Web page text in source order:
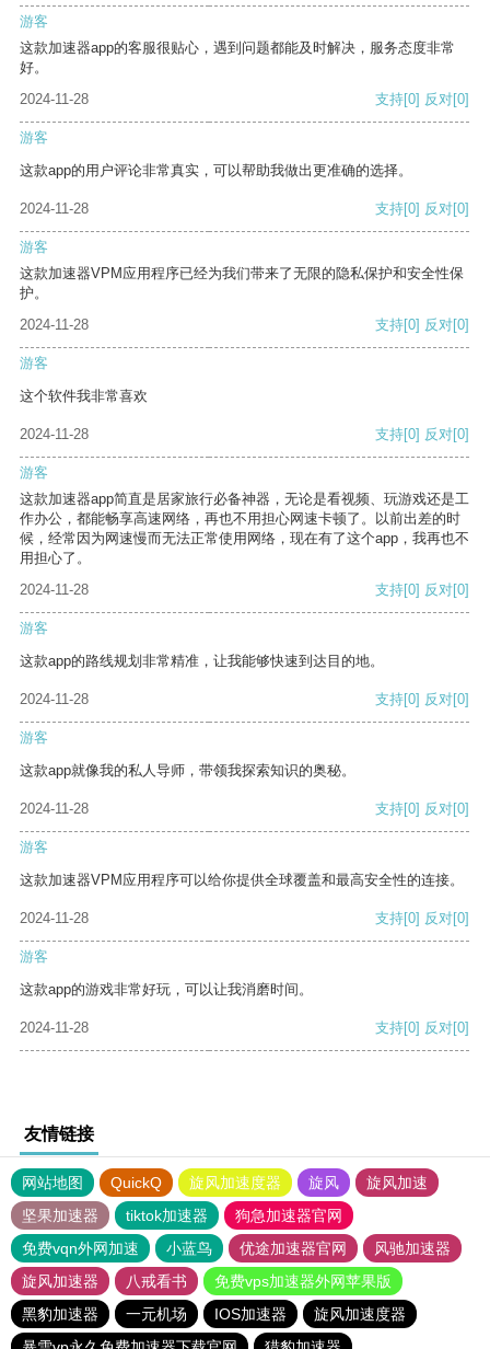
游客
这款加速器app的客服很贴心，遇到问题都能及时解决，服务态度非常
好。
2024-11-28
支持[0] 反对[0]
游客
这款app的用户评论非常真实，可以帮助我做出更准确的选择。
2024-11-28 支持[0] 反对[0]
游客
这款加速器VPM应用程序已经为我们带来了无限的隐私保护和安全性保
护。
2024-11-28
支持[0] 反对[0]
游客
这个软件我非常喜欢
2024-11-28 支持[0] 反对[0]
游客
这款加速器app简直是居家旅行必备神器，无论是看视频、玩游戏还是工
作办公，都能畅享高速网络，再也不用担心网速卡顿了。以前出差的时
候，经常因为网速慢而无法正常使用网络，现在有了这个app，我再也不
用担心了。
2024-11-28
支持[0] 反对[0]
游客
这款app的路线规划非常精准，让我能够快速到达目的地。
2024-11-28 支持[0] 反对[0]
游客
这款app就像我的私人导师，带领我探索知识的奥秘。
2024-11-28 支持[0] 反对[0]
游客
这款加速器VPM应用程序可以给你提供全球覆盖和最高安全性的连接。
2024-11-28 支持[0] 反对[0]
游客
这款app的游戏非常好玩，可以让我消磨时间。
2024-11-28 支持[0] 反对[0]
友情链接
网站地图 QuickQ 旋风加速度器 旋风
旋风加速
坚果加速器
tiktok加速器
狗急加速器官网
免费vqn外网加速
小蓝鸟 优途加速器官网
风驰加速器
旋风加速器
八戒看书
免费vps加速器外网苹果版
黑豹加速器
一元机场 IOS加速器
旋风加速度器